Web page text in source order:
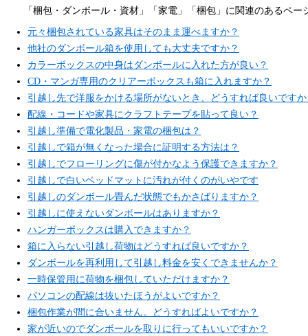
「梱包・ダンボール・資材」「家電」「梱包」に関連のあるペー
元々梱包されている家具はそのまま運べますか？
他社のダンボール箱を使用しても大丈夫ですか？
カラーボックスの中身はダンボールに入れた方が良い？
CD・マンガ専用のクリアーボックスも箱に入れますか？
引越し先で洋服をかける場所がないとき、どうすれば良いです
配線・コードや家具にクラフトテープを貼って良い？
引越し準備で電化製品・家電の梱包は？
引越しで箱が無くなった場合に証明する方法は？
引越しでフローリングに傷が付かなよう保護できますか？
引越しで白いベッドマットに汚れが付くのがいやです
引越しのダンボール畳んだ状態でもかさばりますか？
引越しに使えないダンボールはありますか？
ハンガーボックスは購入できますか？
箱に入らない引越し荷物はどうすれば良いですか？
ダンボールを再利用して引越し料金を安くできませんか？
一時保管用に荷物を梱包していただけますか？
パソコンの配線は抜いたほうがよいですか？
梱包作業が間に合いません。どうすればよいですか？
家が近いのでダンボールを取りに行ってもいいですか？